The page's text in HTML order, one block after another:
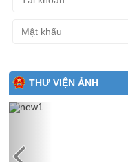
THƯ VIỆN ẢNH
Previous